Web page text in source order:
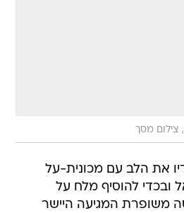
צילום מסך
את הלב עם מכונית-על
ובכדי להוסיף מלח על
משופרת המגיעה היישר